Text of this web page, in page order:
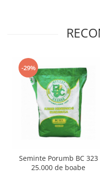
-29%
Seminte Porumb BC 323
25.000 de boabe